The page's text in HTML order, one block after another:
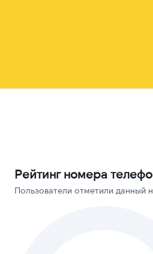
Рейтинг номера
Пользователи отметили данный